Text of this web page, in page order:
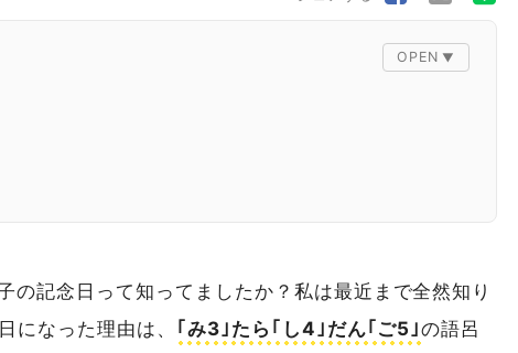
記念日って知ってましたか？私は最近まで全然知り
になった理由は、 ｢み3｣たら｢し4｣だん｢ご5｣の語呂